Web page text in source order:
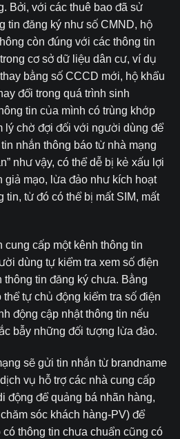
Bởi, với các thuê bao đã sử
tin đăng ký như số CMND, hộ
còn đúng với các thông tin
cơ sở dữ liệu dân cư, ví dụ
bằng số CCCD mới, hộ khẩu
đổi trong quá trình sinh
tin của mình có trùng khớp
lý chờ đợi đối với người dùng để
nhắn thông báo từ nhà mạng
như vậy, có thể dễ bị kẻ xấu lợi
giả mạo, lừa đảo như kích hoạt
tin, từ đó có thể bị mất SIM, mất
cung cấp một kênh thông tin
dùng tự kiểm tra xem số điện
tin đăng ký chưa. Bằng
tự chủ động kiểm tra số điện
động cập nhật thông tin nếu
bẫy những đối tượng lừa đảo.
sẽ gửi tin nhắn từ brandname
vụ hỗ trợ các nhà cung cấp
động để quảng bá nhãn hàng,
sóc khách hàng-PV) để
thông tin chưa chuẩn cũng có